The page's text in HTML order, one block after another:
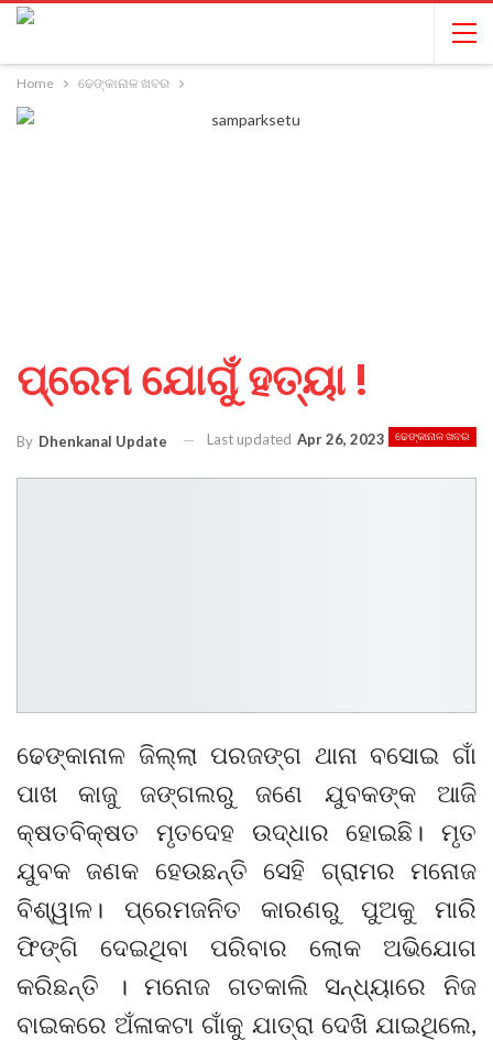
Home ଢେଙ୍କାନାଳ ଖବର
ପ୍ରେମ ଯୋଗୁଁ ହତ୍ୟା !
ଢେଙ୍କାନାଳ ଖବର
By Dhenkanal Update Last updated Apr 26, 2023
ଢେଙ୍କାନାଳ ଜିଲ୍ଲା ପରଜଙ୍ଗ ଥାନା ବସୋଇ ଗାଁ
ପାଖ କାଜୁ ଜଙ୍ଗଲରୁ ଜଣେ ଯୁବକଙ୍କ ଆଜି
କ୍ଷତବିକ୍ଷତ ମୃତଦେହ ଉଦ୍ଧାର ହୋଇଛି। ମୃତ
ଯୁବକ ଜଣକ ହେଉଛନ୍ତି ସେହି ଗ୍ରାମର ମନୋଜ
ବିଶ୍ୱାଳ। ପ୍ରେମଜନିତ କାରଣରୁ ପୁଅକୁ ମାରି
ଫିଙ୍ଗି ଦେଇଥିବା ପରିବାର ଲୋକ ଅଭିଯୋଗ
କରିଛନ୍ତି । ମନୋଜ ଗତକାଲି ସନ୍ଧ୍ୟାରେ ନିଜ
ବାଇକରେ ଅଁଳାକଟା ଗାଁକୁ ଯାତ୍ରା ଦେଖି ଯାଇଥିଲେ,